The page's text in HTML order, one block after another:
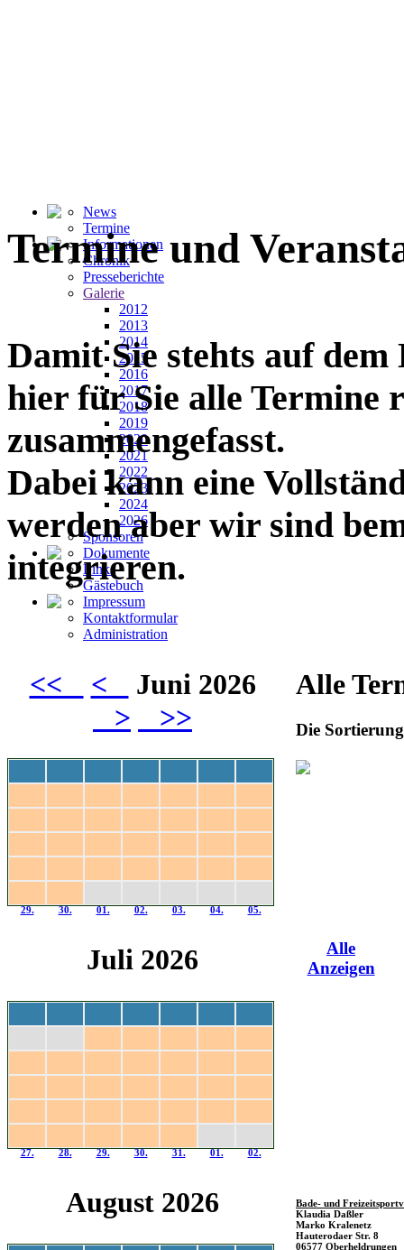
News
Termine
Informationen
Chronik
Presseberichte
Galerie
2012
2013
2014
2015
2016
2017
2018
2019
2020
2021
2022
2023
2024
2026
Sponsoren
Dokumente
Links
Gästebuch
Impressum
Kontaktformular
Administration
Termine und
Damit Sie stehts auf
hier für Sie alle Termine
zusammengefasst.
Dabei kann eine
werden aber wir sind
integrieren.
<< <
Juni 2026
>
>>
Mo Di Mi Do Fr Sa So
01. 02. 03. 04. 05. 06. 07.
08. 09. 10. 11. 12. 13. 14.
15. 16. 17. 18. 19. 20. 21.
22. 23.
29. 30. 01. 02. 03. 04. 05.
Juli 2026
Mi Do Fr Sa So
29. 30. 01. 02. 03. 04. 05.
06. 07. 08. 09. 10. 11. 12.
13. 14. 15. 16. 17. 18. 19.
20. 21. 22. 23. 24.
27. 28. 29. 30. 31. 01. 02.
August 2026
Alle
Die
Alle
Anzeigen
Bade- und
Klaudia Daßler
Marko Kralenetz
Hauterodaer Str. 8
06577 Oberheldrungen